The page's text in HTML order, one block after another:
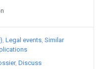
Legal events Similar
Discuss